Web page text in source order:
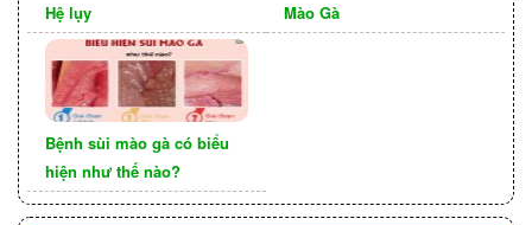
Về điều trị: Giải pháp điều trị tạm thời là đốt các
sang thương bằng laser CO2. Việc loại các sang
thương bằng điều trị bằng laser CO2 hay đốt điện
Hệ lụy
Mào Gà
Bệnh sùi mào gà có biểu
hiện như thế nào?